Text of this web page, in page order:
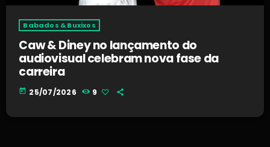
Babados & Buxixos
Caw & Diney no lançamento do
audiovisual celebram nova fase da
carreira
today 25/07/2026 9